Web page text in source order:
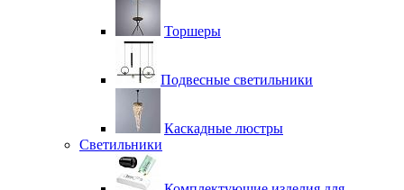
Торшеры
Подвесные светильники
Каскадные люстры
Светильники